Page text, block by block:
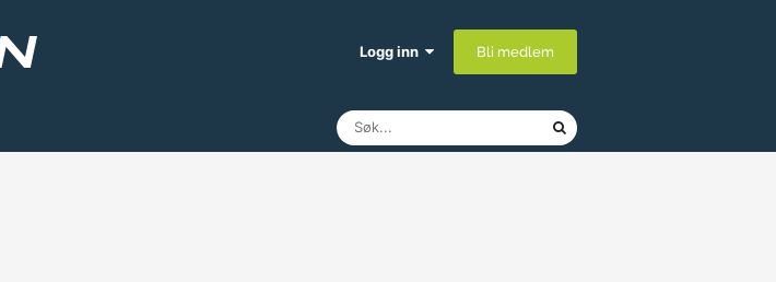
Logg inn Bli medlem